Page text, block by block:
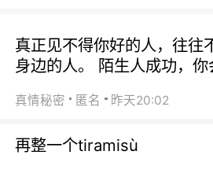
真正见不得你好的人，往往
身边的人。 陌生人成功，你
真情秘密 匿名 昨天20:02
再整一个tiramisù